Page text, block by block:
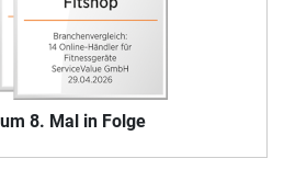
8. Mal in Folge